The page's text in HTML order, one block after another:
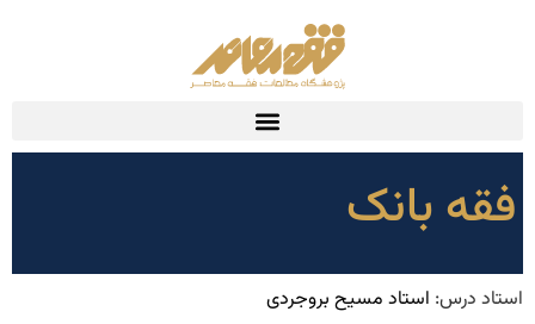
فقه بانک
استاد درس: استاد مسیح بروجردی